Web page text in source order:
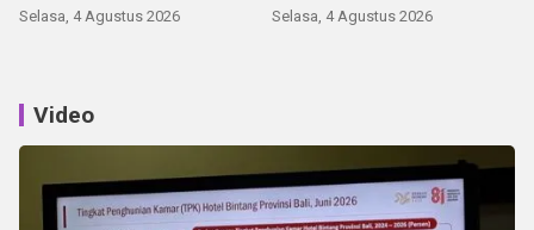
Selasa, 4 Agustus 2026 Selasa, 4 Agustus 2026
Video